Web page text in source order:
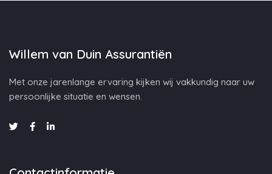
Willem van Duin Assurantiën
Met onze jarenlange ervaring kijken wij vakkundig naar uw
persoonlijke situatie en wensen.